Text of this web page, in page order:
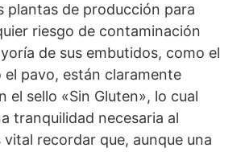
plantas de producción para
riesgo de contaminación
de sus embutidos, como el
el pavo, están claramente
el sello «Sin Gluten», lo cual
tranquilidad necesaria al
vital recordar que, aunque una